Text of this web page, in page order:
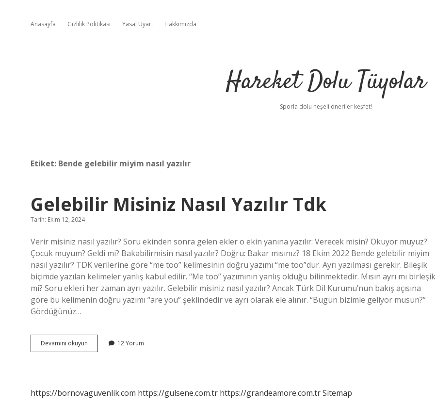
Anasayfa Gizlilik Politikası Yasal Uyarı Hakkımızda
Hareket Dolu Tüyolar
Sporla dolu neşeli öneriler keşfet!
Etiket: Bende gelebilir miyim nasıl yazılır
Gelebilir Misiniz Nasıl Yazılır Tdk
Tarih: Ekim 12, 2024
Verir misiniz nasıl yazılır? Soru ekinden sonra gelen ekler o ekin yanına yazılır: Verecek misin? Okuyor muyuz?
Çocuk muyum? Geldi mi? Bakabilirmisin nasıl yazılır? Doğru: Bakar mısınız? 18 Ekim 2022 Bende gelebilir miyim
nasıl yazılır? TDK verilerine göre “me too” kelimesinin doğru yazımı “me too”dur. Ayrı yazılması gerekir. Bileşik
biçimde yazılan kelimeler yanlış kabul edilir. “Me too” yazımının yanlış olduğu bilinmektedir. Mısın ayrı mı birleşik
mi? Soru ekleri her zaman ayrı yazılır. Gelebilir misiniz nasıl yazılır? Ancak Türk Dil Kurumu’nun bakış açısına
göre bu kelimenin doğru yazımı “are you” şeklindedir ve ayrı olarak ele alınır. “Bugün bizimle geliyor musun?”
Gördüğünüz…
Devamını okuyun Gelebilir
Misiniz
12 Yorum
https://bornovaguvenlik.com https://gulsene.com.tr https://grandeamore.com.trSitemap